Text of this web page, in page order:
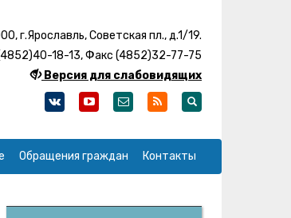
г.Ярославль, Советская пл., д.1/19.
18-13, Факс (4852)32-77-75
Версия для слабовидящих
Обращения граждан Контакты